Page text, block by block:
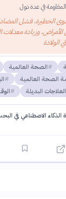
في عدة دول
الخطيرة، فشل
الأمراض، وزيادة
الولادة
الصحة العالمية
الصحة العالمية
العلاجات البديلة
الاصطناعي في
الاصطناعي